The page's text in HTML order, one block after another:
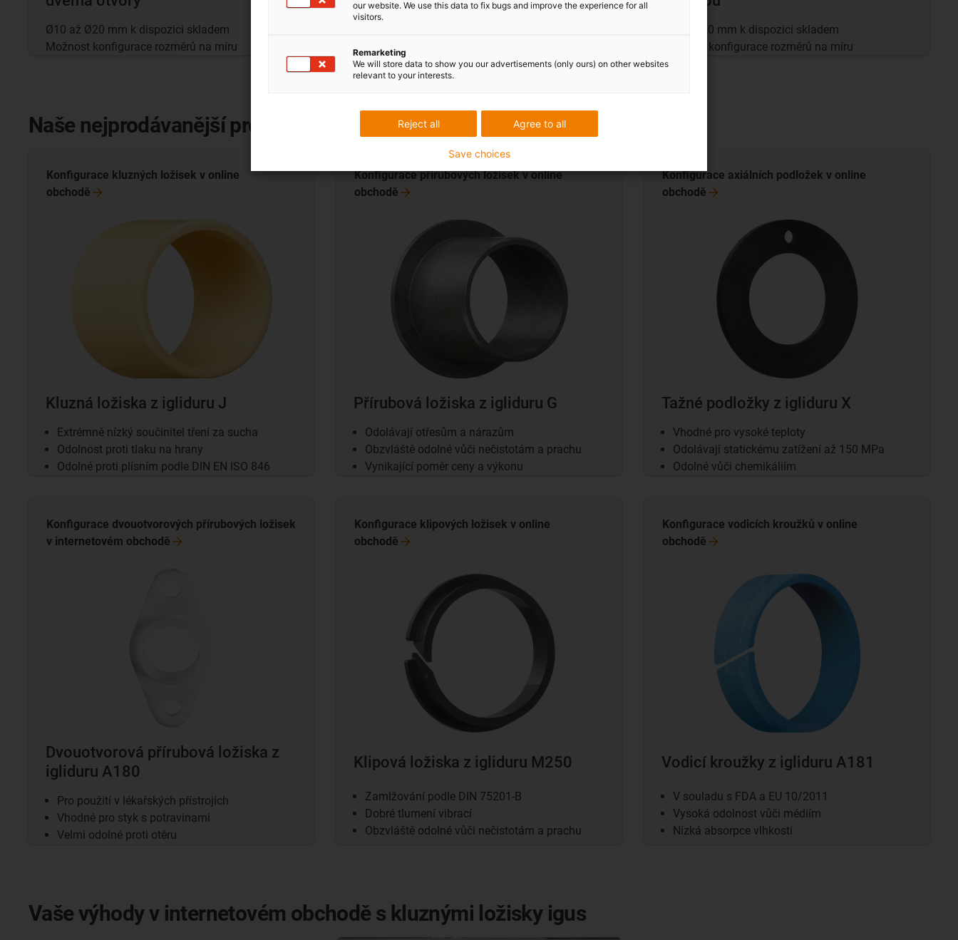
Ø10 až Ø20 mm k dispozici skladem
Možnost konfigurace rozměrů na míru
Rozměry na míru lze konfigurovat
Ø8 až Ø20 mm k dispozici skladem
Možnost konfigurace rozměrů na míru
Naše nejprodávanější produkty
Kluzná ložiska z igliduru J
Extrémně nízký součinitel tření za sucha
Odolnost proti tlaku na hrany
Odolné proti plísním podle DIN EN ISO 846
Konfigurace kluzných ložisek v online
obchodě
Přírubová ložiska z igliduru G
Odolávají otřesům a nárazům
Obzvláště odolné vůči nečistotám a prachu
Vynikající poměr ceny a výkonu
Konfigurace přírubových ložisek v online
obchodě
Tažné podložky z igliduru X
Vhodné pro vysoké teploty
Odolávají statickému zatížení až 150 MPa
Odolné vůči chemikáliím
Konfigurace axiálních podložek v online
obchodě
Dvouotvorová přírubová ložiska z
igliduru A180
Pro použití v lékařských přístrojích
Vhodné pro styk s potravinami
Velmi odolné proti otěru
Konfigurace dvouotvorových přírubových ložisek
v internetovém obchodě
Klipová ložiska z igliduru M250
Zamlžování podle DIN 75201-B
Dobré tlumení vibrací
Obzvláště odolné vůči nečistotám a prachu
Konfigurace klipových ložisek v online
obchodě
Vodicí kroužky z igliduru A181
V souladu s FDA a EU 10/2011
Vysoká odolnost vůči médiím
Nízká absorpce vlhkosti
Konfigurace vodicích kroužků v online
obchodě
Vaše výhody v internetovém obchodě s kluznými ložisky igus
our website. We use this data to fix bugs and improve the experience for all
visitors.
Remarketing
We will store data to show you our advertisements (only ours) on other websites
relevant to your interests.
Agree to all
Reject all
Save choices